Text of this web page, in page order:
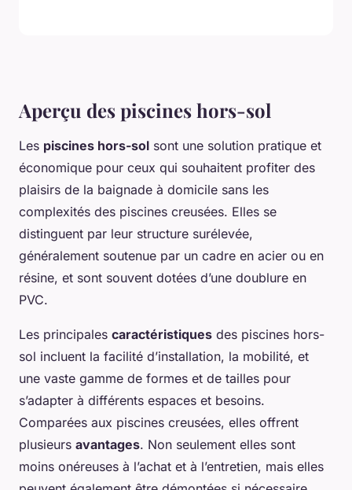
Aperçu des piscines hors-sol
Les piscines hors-sol sont une solution pratique et
économique pour ceux qui souhaitent profiter des
plaisirs de la baignade à domicile sans les
complexités des piscines creusées. Elles se
distinguent par leur structure surélevée,
généralement soutenue par un cadre en acier ou en
résine, et sont souvent dotées d’une doublure en
PVC.
Les principales caractéristiques des piscines hors-
sol incluent la facilité d’installation, la mobilité, et
une vaste gamme de formes et de tailles pour
s’adapter à différents espaces et besoins.
Comparées aux piscines creusées, elles offrent
plusieurs avantages. Non seulement elles sont
moins onéreuses à l’achat et à l’entretien, mais elles